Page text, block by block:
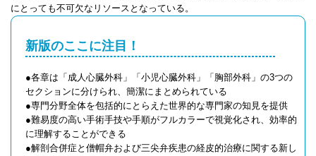
にとっても不可欠なリソースとなっている。
新版のここに注目！
●各章は「成人心臓外科」「小児心臓外科」「胸部外科」の3つの
セクションに分けられ、簡潔にまとめられている
●専門分野全体を包括的にとらえた世界的な専門家の知見を提供
●難易度の高い手術手技や手順がフルカラーで視覚化され、効率的
に理解することができる
●解剖合併症と僧帽弁および三尖弁疾患の経皮的治療に関する新し